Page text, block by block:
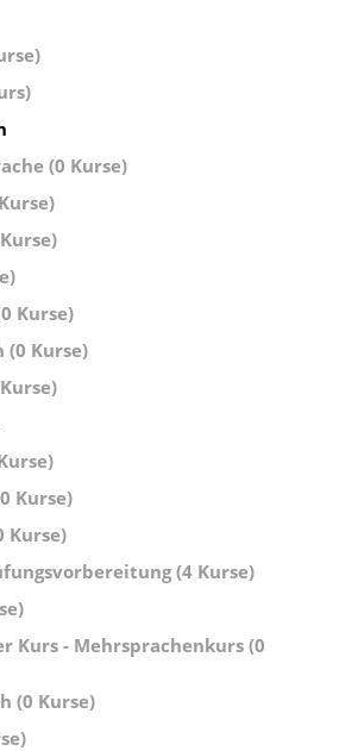
(0 Kurse)
Kurse)
(0 Kurse)
Kurse)
Kurse)
(4 Kurse)
Kurs - Mehrsprachenkurs (0
(0 Kurse)